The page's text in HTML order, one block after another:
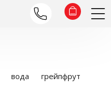
вода
грейпфрут